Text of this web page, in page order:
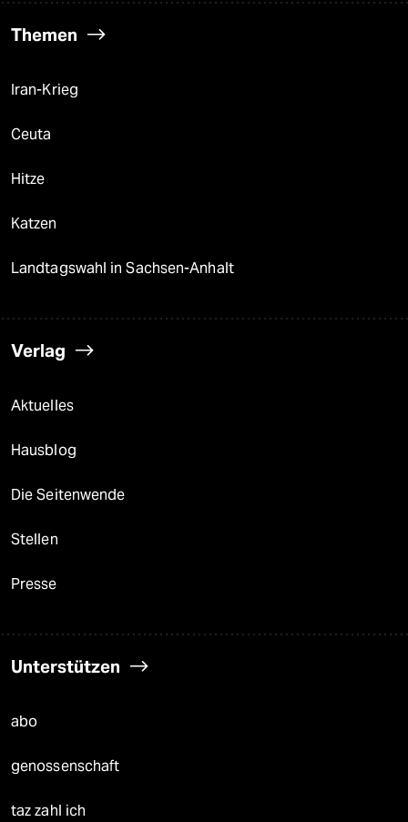
Themen
Iran-Krieg
Ceuta
Hitze
Katzen
Landtagswahl in Sachsen-Anhalt
Verlag
Aktuelles
Hausblog
Die Seitenwende
Stellen
Presse
Unterstützen
abo
genossenschaft
taz zahl ich